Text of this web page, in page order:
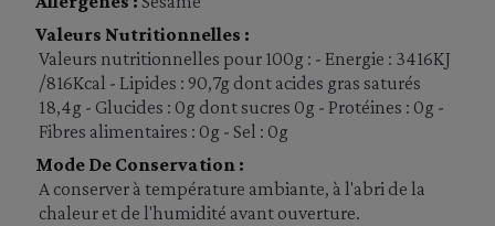
Valeurs Nutritionnelles :
Valeurs nutritionnelles pour 100g : - Energie : 3416KJ
/816Kcal - Lipides : 90,7g dont acides gras saturés
18,4g - Glucides : 0g dont sucres 0g - Protéines : 0g -
Fibres alimentaires : 0g - Sel : 0g
Mode De Conservation :
A conserver à température ambiante, à l'abri de la
chaleur et de l'humidité avant ouverture.